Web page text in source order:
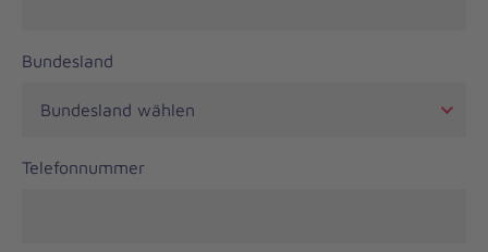
Bundesland
Telefonnummer